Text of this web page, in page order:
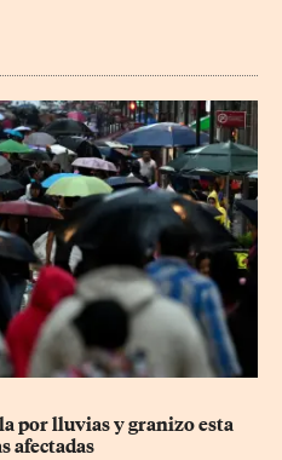
por lluvias y granizo esta
afectadas